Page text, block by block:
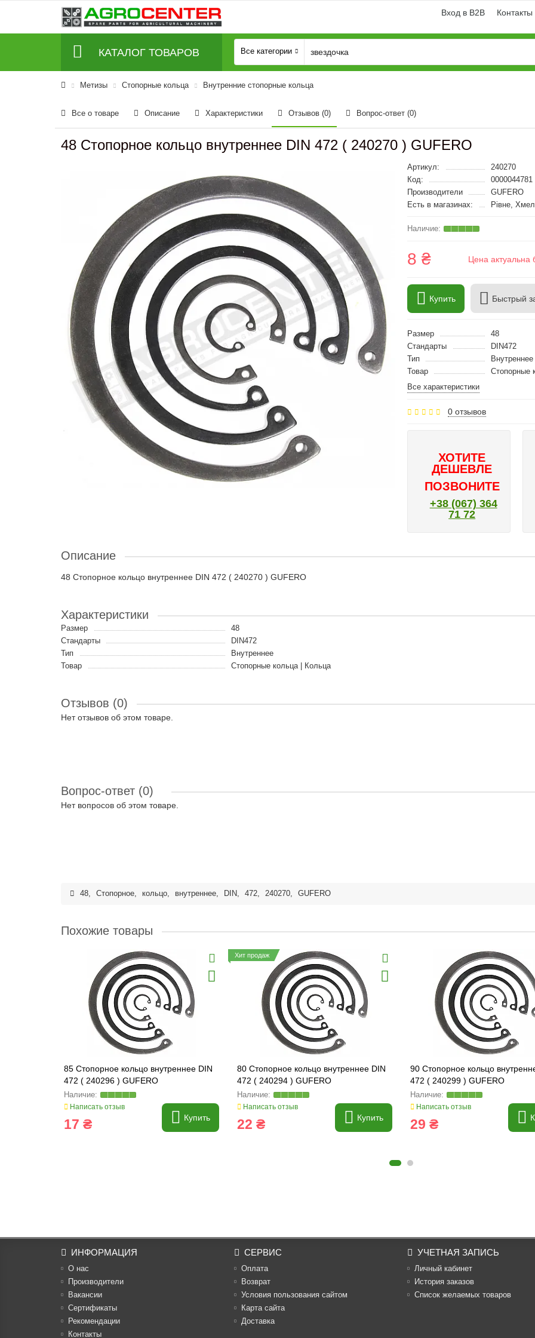
Вход в B2B Контакты
КАТАЛОГ ТОВАРОВ Все категории
Метизы Стопорные кольца Внутренние стопорные кольца
Все о товаре Описание Характеристики Отзывов (0) Вопрос-ответ (0)
48 Стопорное кольцо внутреннее DIN 472 ( 240270 ) GUFERO
Артикул:
240270
Код:
0000044781
Производители
GUFERO
Есть в магазинах:
Рівне,
8 ₴ Цена актуальна
Купить Быстрый
Размер
48
Стандарты
DIN472
Тип
Внутреннее
Товар
Стопорные
Все характеристики
0 отзывов
ХОТИТЕ
ДЕШЕВЛЕ
ПОЗВОНИТЕ
+38 (067) 364
71 72
Описание
48 Стопорное кольцо внутреннее DIN 472 ( 240270 ) GUFERO
Характеристики
Размер
48
Стандарты
DIN472
Тип
Внутреннее
Товар
Стопорные кольца | Кольца
Отзывов (0)
Нет отзывов об этом товаре.
Вопрос-ответ (0)
Нет вопросов об этом товаре.
48, Стопорное, кольцо, внутреннее, DIN, 472, 240270, GUFERO
Похожие товары
85 Стопорное кольцо внутреннее DIN
472 ( 240296 ) GUFERO
Написать отзыв
17 ₴ Купить
Хит продаж
80 Стопорное кольцо внутреннее DIN
472 ( 240294 ) GUFERO
Написать отзыв
22 ₴ Купить
90 Стопорное кольцо
472 ( 240299 ) GUFERO
Написать отзыв
29 ₴
ИНФОРМАЦИЯ
О нас
Производители
Вакансии
Cертификаты
Рекомендации
Контакты
СЕРВИС
Оплата
Возврат
Условия пользования сайтом
Карта сайта
Доставка
УЧЕТНАЯ ЗАПИСЬ
Личный кабинет
История заказов
Список желаемых товаров